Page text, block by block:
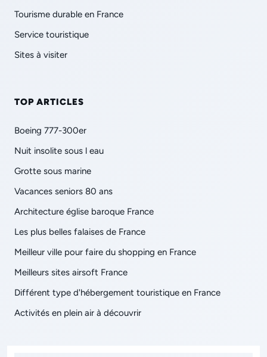
Tourisme durable en France
Service touristique
Sites à visiter
TOP ARTICLES
Boeing 777-300er
Nuit insolite sous l eau
Grotte sous marine
Vacances seniors 80 ans
Architecture église baroque France
Les plus belles falaises de France
Meilleur ville pour faire du shopping en France
Meilleurs sites airsoft France
Différent type d'hébergement touristique en France
Activités en plein air à découvrir